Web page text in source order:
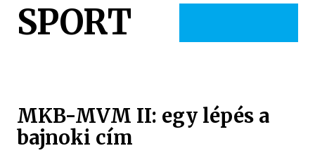
SPORT
MKB-MVM II: egy lépés a
bajnoki cím